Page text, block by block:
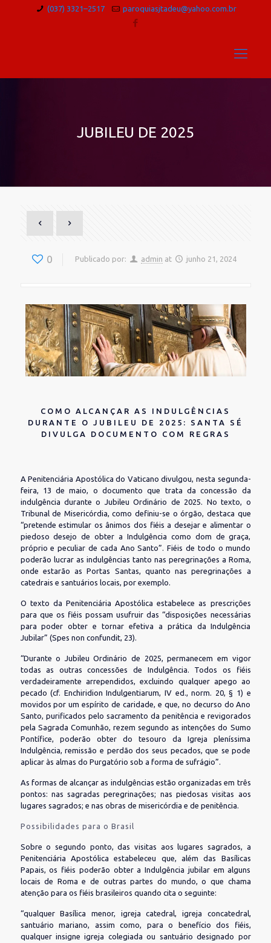
(037) 3321–2517 paroquiasjtadeu@yahoo.com.br
JUBILEU DE 2025
0 Publicado por: admin at junho 21, 2024
COMO ALCANÇAR AS INDULGÊNCIAS
DURANTE O JUBILEU DE 2025: SANTA SÉ
DIVULGA DOCUMENTO COM REGRAS
A Penitenciária Apostólica do Vaticano divulgou, nesta segunda-
feira, 13 de maio, o documento que trata da concessão da
indulgência durante o Jubileu Ordinário de 2025. No texto, o
Tribunal de Misericórdia, como definiu-se o órgão, destaca que
“pretende estimular os ânimos dos fiéis a desejar e alimentar o
piedoso desejo de obter a Indulgência como dom de graça,
próprio e peculiar de cada Ano Santo”. Fiéis de todo o mundo
poderão lucrar as indulgências tanto nas peregrinações a Roma,
onde estarão as Portas Santas, quanto nas peregrinações a
catedrais e santuários locais, por exemplo.
O texto da Penitenciária Apostólica estabelece as prescrições
para que os fiéis possam usufruir das “disposições necessárias
para poder obter e tornar efetiva a prática da Indulgência
Jubilar” (Spes non confundit, 23).
“Durante o Jubileu Ordinário de 2025, permanecem em vigor
todas as outras concessões de Indulgência. Todos os fiéis
verdadeiramente arrependidos, excluindo qualquer apego ao
pecado (cf. Enchiridion Indulgentiarum, IV ed., norm. 20, § 1) e
movidos por um espírito de caridade, e que, no decurso do Ano
Santo, purificados pelo sacramento da penitência e revigorados
pela Sagrada Comunhão, rezem segundo as intenções do Sumo
Pontífice, poderão obter do tesouro da Igreja pleníssima
Indulgência, remissão e perdão dos seus pecados, que se pode
aplicar às almas do Purgatório sob a forma de sufrágio”.
As formas de alcançar as indulgências estão organizadas em três
pontos: nas sagradas peregrinações; nas piedosas visitas aos
lugares sagrados; e nas obras de misericórdia e de penitência.
Possibilidades para o Brasil
Sobre o segundo ponto, das visitas aos lugares sagrados, a
Penitenciária Apostólica estabeleceu que, além das Basílicas
Papais, os fiéis poderão obter a Indulgência jubilar em alguns
locais de Roma e de outras partes do mundo, o que chama
atenção para os fiéis brasileiros quando cita o seguinte:
“qualquer Basílica menor, igreja catedral, igreja concatedral,
santuário mariano, assim como, para o benefício dos fiéis,
qualquer insigne igreja colegiada ou santuário designado por